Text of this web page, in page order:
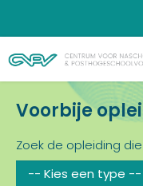
Voorbije
Zoek de opleiding
-- Kies een type --